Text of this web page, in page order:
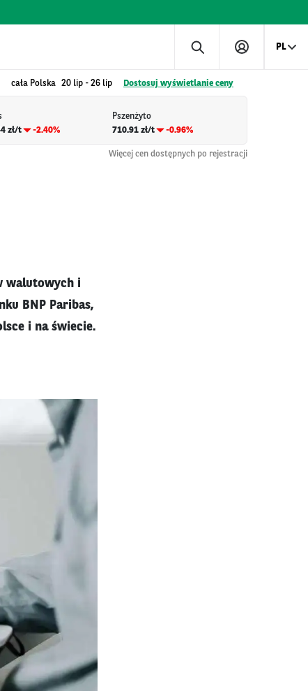
PL
cała Polska 20 lip - 26 lip Dostosuj wyświetlanie ceny
zł/t
-2.40%
Pszenżyto
710.91 zł/t
-0.96%
Więcej cen dostępnych po rejestracji
walutowych i
BNP Paribas,
i na świecie.